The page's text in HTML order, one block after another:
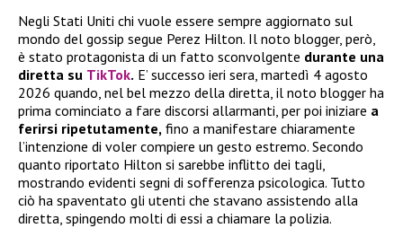
Negli Stati Uniti chi vuole essere sempre aggiornato sul
mondo del gossip segue Perez Hilton. Il noto blogger, però,
è stato protagonista di un fatto sconvolgente durante una
diretta su TikTok. E’ successo ieri sera, martedì 4 agosto
2026 quando, nel bel mezzo della diretta, il noto blogger ha
prima cominciato a fare discorsi allarmanti, per poi iniziare a
ferirsi ripetutamente, fino a manifestare chiaramente
l’intenzione di voler compiere un gesto estremo. Secondo
quanto riportato Hilton si sarebbe inflitto dei tagli,
mostrando evidenti segni di sofferenza psicologica. Tutto
ciò ha spaventato gli utenti che stavano assistendo alla
diretta, spingendo molti di essi a chiamare la polizia.